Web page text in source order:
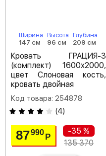
Ширина
147 см
Высота
96 см
Глубина
209 см
Кровать ГРАЦИЯ-3
(комплект) 1600х2000,
цвет Слоновая кость,
кровать двойная
Код товара: 254878
(4)
87990Р
-35 %
135 370